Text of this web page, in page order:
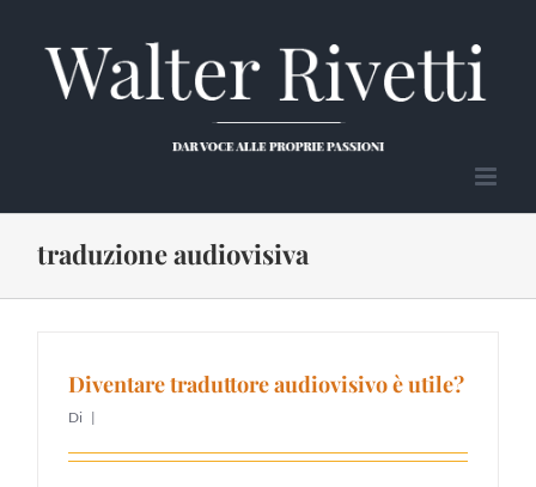
contenuto
traduzione audiovisiva
Diventare traduttore audiovisivo è utile?
Di |